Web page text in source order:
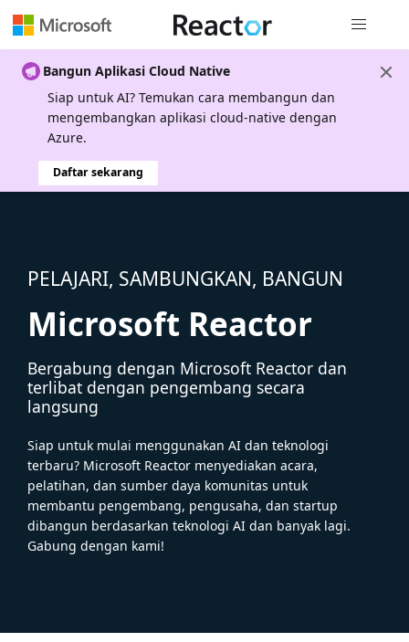
Bangun Aplikasi Cloud Native
Siap untuk AI? Temukan cara membangun dan
mengembangkan aplikasi cloud-native dengan
Azure.
Daftar sekarang
PELAJARI, SAMBUNGKAN, BANGUN
Microsoft Reactor
Bergabung dengan Microsoft Reactor dan
terlibat dengan pengembang secara
langsung
Siap untuk mulai menggunakan AI dan teknologi
terbaru? Microsoft Reactor menyediakan acara,
pelatihan, dan sumber daya komunitas untuk
membantu pengembang, pengusaha, dan startup
dibangun berdasarkan teknologi AI dan banyak lagi.
Gabung dengan kami!